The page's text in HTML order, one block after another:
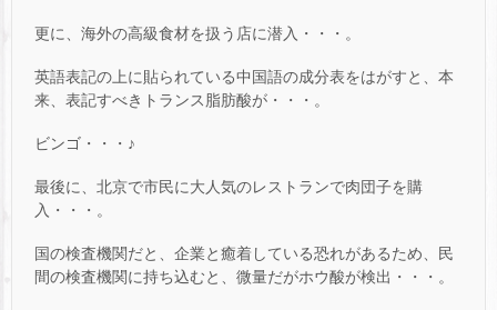
更に、海外の高級食材を扱う店に潜入・・・。
英語表記の上に貼られている中国語の成分表をはがすと、本
来、表記すべきトランス脂肪酸が・・・。
ビンゴ・・・♪
最後に、北京で市民に大人気のレストランで肉団子を購
入・・・。
国の検査機関だと、企業と癒着している恐れがあるため、民
間の検査機関に持ち込むと、微量だがホウ酸が検出・・・。